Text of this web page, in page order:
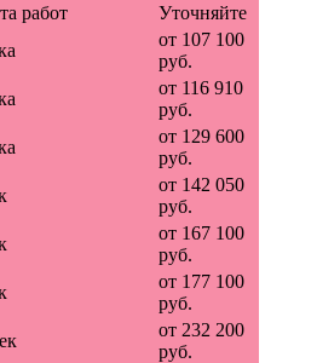
работ
Уточняйте
от 107 100
руб.
от 116 910
руб.
от 129 600
руб.
от 142 050
руб.
от 167 100
руб.
от 177 100
руб.
от 232 200
руб.